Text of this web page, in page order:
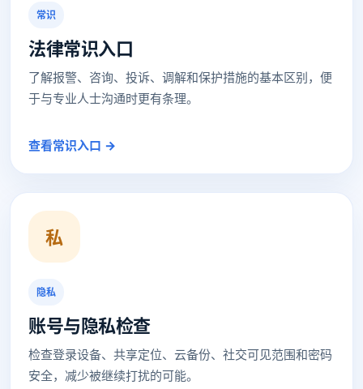
常识
法律常识入口
了解报警、咨询、投诉、调解和保护措施的基本区别，便
于与专业人士沟通时更有条理。
查看常识入口 →
私
隐私
账号与隐私检查
检查登录设备、共享定位、云备份、社交可见范围和密码
安全，减少被继续打扰的可能。